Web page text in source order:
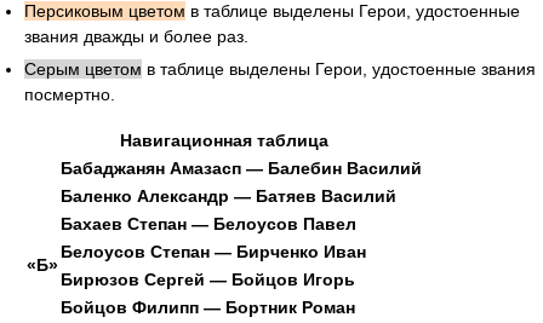
Персиковым цветом в таблице выделены Герои, удостоенные
звания дважды и более раз.
Серым цветом в таблице выделены Герои, удостоенные звания
посмертно.
Навигационная таблица
«Б»
Бабаджанян Амазасп — Балебин Василий
Баленко Александр — Батяев Василий
Бахаев Степан — Белоусов Павел
Белоусов Степан — Бирченко Иван
Бирюзов Сергей — Бойцов Игорь
Бойцов Филипп — Бортник Роман